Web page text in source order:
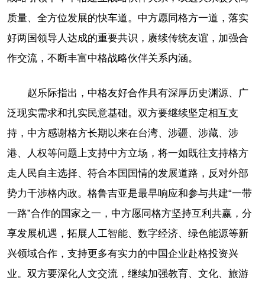
质量、全方位发展的快车道。中方愿同格方一道，落实
好两国领导人达成的重要共识，赓续传统友谊，加强合
作交流，不断丰富中格战略伙伴关系内涵。
赵乐际指出，中格友好合作具有深厚历史渊源、广
泛现实需求和扎实民意基础。双方要继续坚定相互支
持，中方感谢格方长期以来在台湾、涉疆、涉藏、涉
港、人权等问题上支持中方立场，将一如既往支持格方
走人民自主选择、符合本国国情的发展道路，反对外部
势力干涉格内政。格鲁吉亚是最早响应和参与共建“一带
一路”合作的国家之一，中方愿同格方坚持互利共赢，分
享发展机遇，拓展人工智能、数字经济、绿色能源等新
兴领域合作，支持更多有实力的中国企业赴格投资兴
业。双方要深化人文交流，继续加强教育、文化、旅游